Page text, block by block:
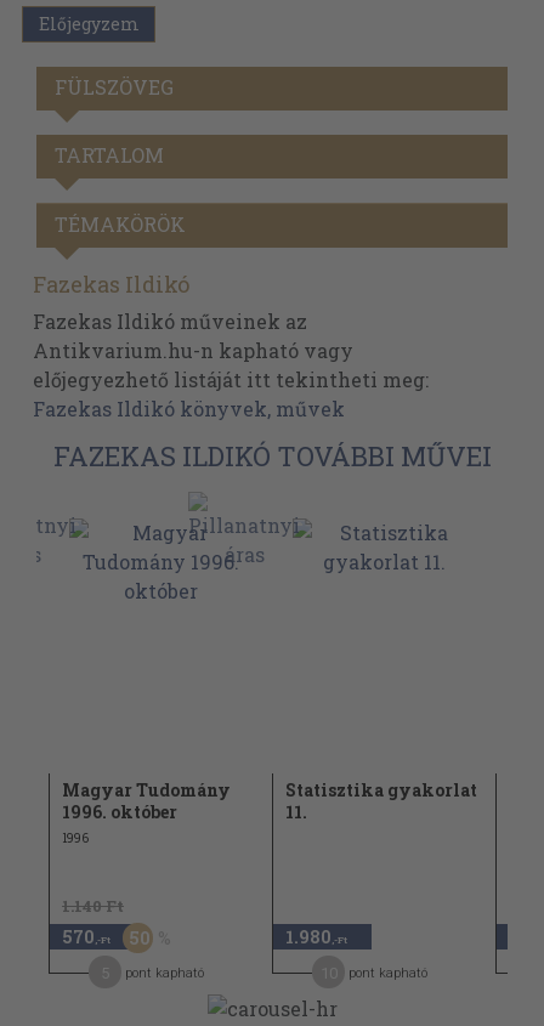
Előjegyzem
FÜLSZÖVEG
TARTALOM
TÉMAKÖRÖK
Fazekas Ildikó
Fazekas Ildikó műveinek az
Antikvarium.hu-n kapható vagy
előjegyezhető listáját itt tekintheti meg:
Fazekas Ildikó könyvek, művek
FAZEKAS ILDIKÓ TOVÁBBI MŰVEI
Magyar Tudomány
1996. október
1996
1.140 Ft
570 ,-Ft 50
pont kapható
Statisztika gyakorlat
11.
1.980 ,-Ft
pont kapható